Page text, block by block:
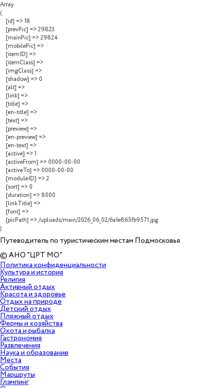
Array
(
    [id] => 18
    [prevPic] => 29823
    [mainPic] => 29824
    [mobilePic] =>
    [itemID] =>
    [itemClass] =>
    [imgClass] =>
    [shadow] => 0
    [alt] =>
    [link] =>
    [title] =>
    [en-title] =>
    [text] =>
    [preview] =>
    [en-preview] =>
    [en-text] =>
    [active] => 1
    [activeFrom] => 0000-00-00
    [activeTo] => 0000-00-00
    [moduleID] => 2
    [sort] => 0
    [duration] => 8000
    [linkTitle] =>
    [font] =>
    [picPath] => /uploads/main/2026_06_02/6a1e865fb9571.jpg
Путеводитель по туристическим местам Подмосковья
© АНО "ЦРТ МО"
Политика конфиденциальности
Культура и история
Религия
Активный отдых
Красота и здоровье
Отдых на природе
Детский отдых
Пляжный отдых
Фермы и хозяйства
Охота и рыбалка
Гастрономия
Развлечения
Наука и образование
Места
События
Маршруты
Глэмпинг